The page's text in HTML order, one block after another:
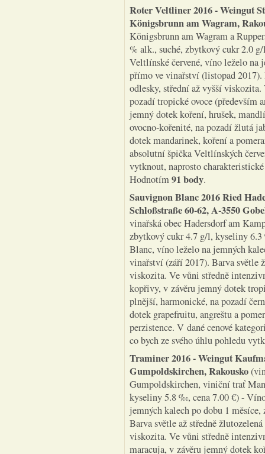
Roter Veltliner 2016 - Weingut
Königsbrunn am Wagram,
Königsbrunn am Wagram a
% alk., suché, zbytkový cukr 2.0
Veltlínské červené, víno leželo na
přímo ve vinařství (listopad
odlesky, střední až vyšší
pozadí tropické ovoce (především
jemný dotek koření, hrušek,
ovocno-kořenité, na pozadí žlutá
dotek mandarinek, koření a
absolutní špička Veltlínských
vytknout, naprosto
Hodnotím91 body.
Sauvignon Blanc 2016 Ried
Schloßstraße 60-62, A-3550
vinařská obec Hadersdorf am
zbytkový cukr 4.7 g/l, kyseliny
Blanc, víno leželo na jemných
vinařství (září 2017). Barva
viskozita. Ve vůni středně
kopřivy, v závěru jemný dotek
plnější, harmonické, na pozadí
dotek grapefruitu, angreštu a
perzistence. V dané cenové
co bych ze svého úhlu pohledu
Traminer 2016 - Weingut
Gumpoldskirchen, Rakousko
Gumpoldskirchen, viniční trať
kyseliny 5.8 ‰, cena 7.00 €) -
jemných kalech po dobu 1
Barva světle až středně
viskozita. Ve vůni středně
maracuja, v závěru jemný dotek